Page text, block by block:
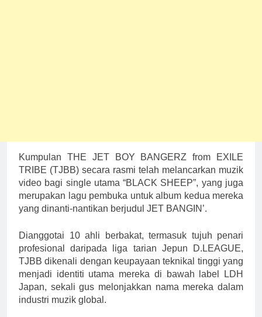
Kumpulan THE JET BOY BANGERZ from EXILE
TRIBE (TJBB) secara rasmi telah melancarkan muzik
video bagi single utama “BLACK SHEEP”, yang juga
merupakan lagu pembuka untuk album kedua mereka
yang dinanti-nantikan berjudul JET BANGIN’.
Dianggotai 10 ahli berbakat, termasuk tujuh penari
profesional daripada liga tarian Jepun D.LEAGUE,
TJBB dikenali dengan keupayaan teknikal tinggi yang
menjadi identiti utama mereka di bawah label LDH
Japan, sekali gus melonjakkan nama mereka dalam
industri muzik global.